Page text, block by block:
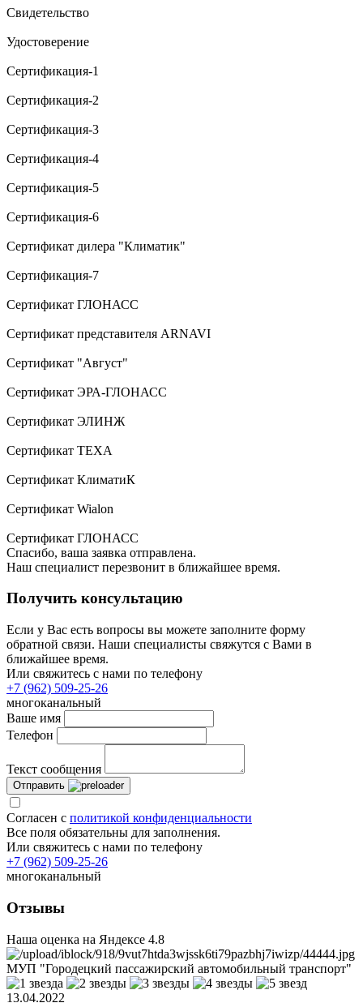
Свидетельство
Удостоверение
Сертификация-1
Сертификация-2
Сертификация-3
Сертификация-4
Сертификация-5
Сертификация-6
Сертификат дилера "Климатик"
Сертификация-7
Сертификат ГЛОНАСС
Сертификат представителя ARNAVI
Сертификат "Август"
Сертификат ЭРА-ГЛОНАСС
Сертификат ЭЛИНЖ
Сертификат TEXA
Сертификат КлиматиК
Сертификат Wialon
Сертификат ГЛОНАСС
Спасибо, ваша заявка отправлена.
Наш специалист перезвонит в ближайшее время.
Получить консультацию
Если у Вас есть вопросы вы можете заполните форму
обратной связи. Наши специалисты свяжутся с Вами в
ближайшее время.
Или свяжитесь с нами по телефону
+7 (962) 509-25-26
многоканальный
Ваше имя
Телефон
Текст сообщения
Отправить
Согласен с политикой конфиденциальности
Все поля обязательны для заполнения.
Или свяжитесь с нами по телефону
+7 (962) 509-25-26
многоканальный
Отзывы
Наша оценка на Яндексе 4.8
МУП "Городецкий пассажирский автомобильный транспорт"
13.04.2022